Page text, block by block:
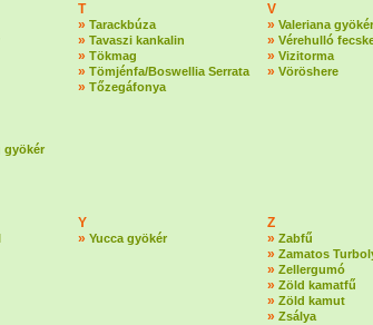
gyökér
T
» Tarackbúza
» Tavaszi kankalin
» Tökmag
» Tömjénfa/Boswellia Serrata
» Tőzegáfonya
V
» Valeriana gyökér
» Vérehulló
» Vizitorma
» Vöröshere
Y
» Yucca gyökér
Z
» Zabfű
» Zamatos
» Zellergumó
» Zöld kamatfű
» Zöld kamut
» Zsálya